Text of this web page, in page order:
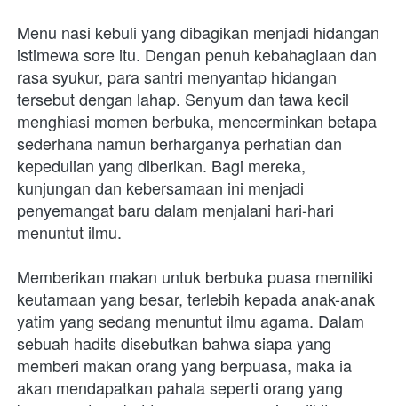
Menu nasi kebuli yang dibagikan menjadi hidangan
istimewa sore itu. Dengan penuh kebahagiaan dan
rasa syukur, para santri menyantap hidangan
tersebut dengan lahap. Senyum dan tawa kecil
menghiasi momen berbuka, mencerminkan betapa
sederhana namun berharganya perhatian dan
kepedulian yang diberikan. Bagi mereka,
kunjungan dan kebersamaan ini menjadi
penyemangat baru dalam menjalani hari-hari
menuntut ilmu.
Memberikan makan untuk berbuka puasa memiliki
keutamaan yang besar, terlebih kepada anak-anak
yatim yang sedang menuntut ilmu agama. Dalam
sebuah hadits disebutkan bahwa siapa yang
memberi makan orang yang berpuasa, maka ia
akan mendapatkan pahala seperti orang yang